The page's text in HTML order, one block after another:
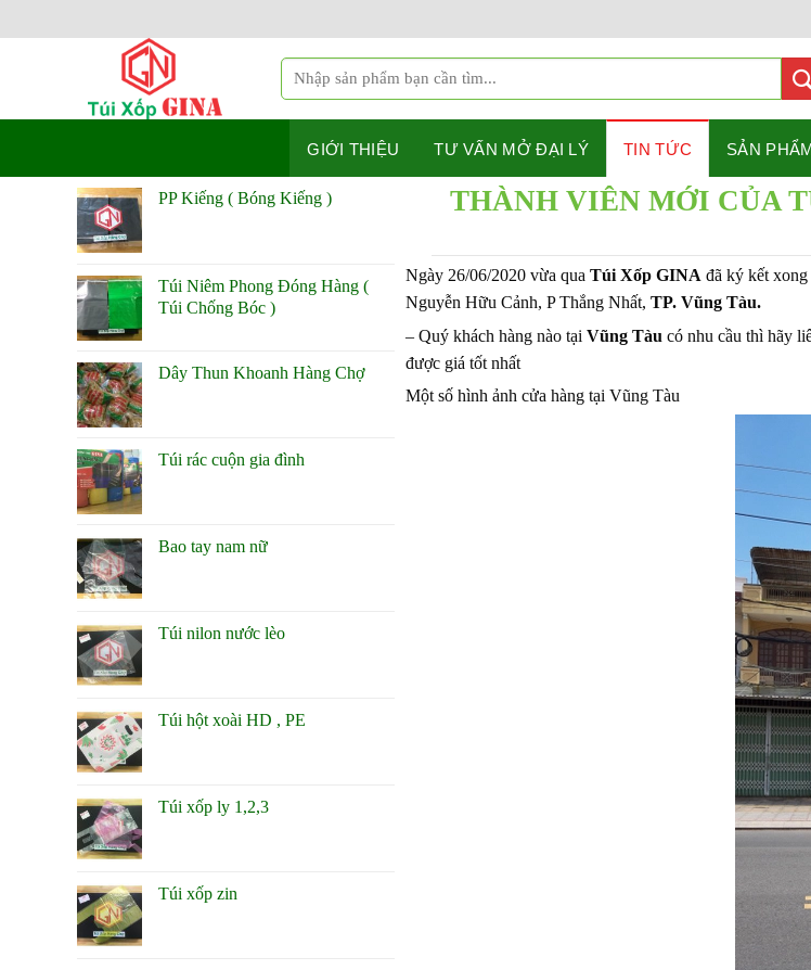
qua
kiếm:
GIỚI THIỆU TƯ VẤN MỞ ĐẠI LÝ TIN TỨC SẢN
PP Kiếng ( Bóng Kiếng )
Túi Niêm Phong Đóng Hàng (
Túi Chống Bóc )
Dây Thun Khoanh Hàng Chợ
Túi rác cuộn gia đình
Bao tay nam nữ
Túi nilon nước lèo
Túi hột xoài HD , PE
Túi xốp ly 1,2,3
Túi xốp zin
THÀNH VIÊN MỚI CỦA
Ngày 26/06/2020 vừa qua Túi Xốp GINA đã ký kết
Nguyễn Hữu Cảnh, P Thắng Nhất, TP. Vũng Tàu.
– Quý khách hàng nào tại Vũng Tàu có nhu cầu thì hãy
được giá tốt nhất
Một số hình ảnh cửa hàng tại Vũng Tàu